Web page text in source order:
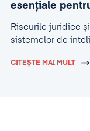
esențiale
Riscurile juridice
sistemelor de
CITEȘTE MAI MULT